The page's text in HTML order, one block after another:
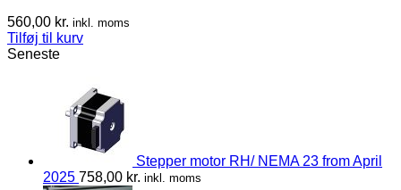
560,00 kr. inkl. moms
Tilføj til kurv
Seneste
Stepper motor RH/ NEMA 23 from April
2025 758,00 kr. inkl. moms